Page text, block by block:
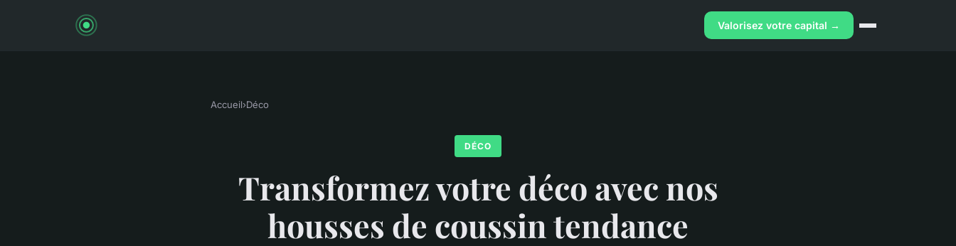
Valorisez votre capital →
Accueil›Déco
DÉCO
Transformez votre déco avec nos
housses de coussin tendance